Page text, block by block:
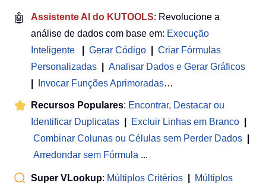
🤖 Assistente AI do KUTOOLS: Revolucione a
análise de dados com base em: Execução
Inteligente
Gerar Código
Criar Fórmulas
Personalizadas
Analisar Dados e Gerar Gráficos
Invocar Funções Aprimoradas…
Recursos Populares: Encontrar, Destacar ou
Identificar Duplicatas
Excluir Linhas em Branco
Combinar Colunas ou Células sem Perder Dados
Arredondar sem Fórmula ...
Super VLookup: Múltiplos Critérios
Múltiplos